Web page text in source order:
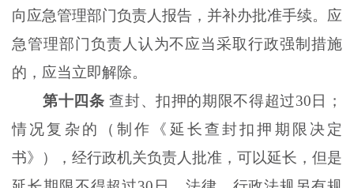
向应急管理部门负责人报告，并补办批准手续。应
急管理部门负责人认为不应当采取行政强制措施
的，应当立即解除。
第十四条 查封、扣押的期限不得超过30日；
情况复杂的（制作《延长查封扣押期限决定
书》），经行政机关负责人批准，可以延长，但是